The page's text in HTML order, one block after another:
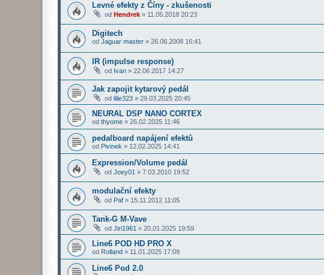
Levné efekty z Číny - zkušenosti
od Hendrek » 11.05.2018 20:23
Digitech
od Jaguar master » 26.06.2008 16:41
IR (impulse response)
od Ivan » 22.06.2017 14:27
Jak zapojit kytarový pedál
od lilie323 » 29.03.2025 20:45
NEURAL DSP NANO CORTEX
od thyome » 26.02.2025 11:46
pedalboard napájení efektů
od Pivinek » 12.02.2025 14:41
Expression/Volume pedál
od Joey01 » 7.03.2010 19:52
modulační efekty
od Paf » 15.11.2012 11:05
Tank-G M-Vave
od Jiri1961 » 20.01.2025 19:59
Line6 POD HD PRO X
od Rolland » 11.01.2025 17:09
Line6 Pod 2.0